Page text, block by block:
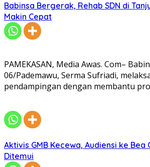
Babinsa Bergerak, Rehab SDN di
Makin Cepat
PAMEKASAN, Media Awas. Com–
06/Pademawu, Serma Sufriadi,
pendampingan dengan membantu
Aktivis GMB Kecewa, Audiensi ke Bea
Ditemui